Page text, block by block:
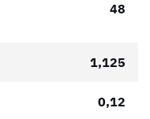
48
1,125
0,12